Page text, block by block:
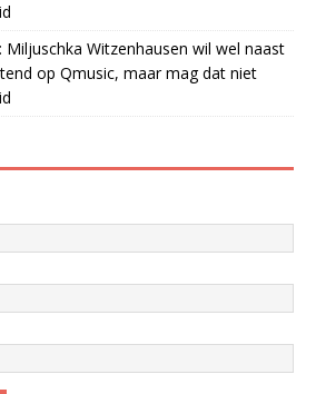
Miljuschka Witzenhausen wil wel naast
op Qmusic, maar mag dat niet